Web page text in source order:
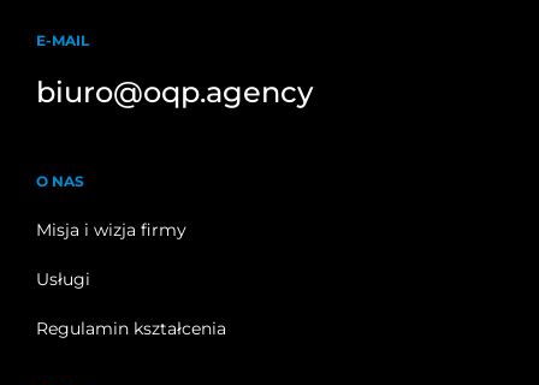
E-MAIL
biuro@oqp.agency
O NAS
Misja i wizja firmy
Usługi
Regulamin kształcenia